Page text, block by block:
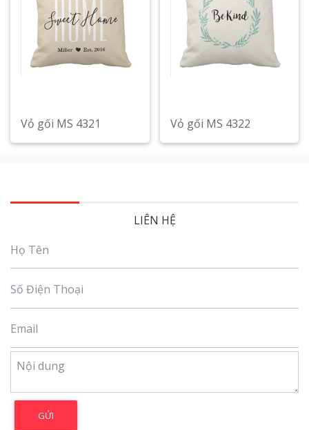
Vỏ gối MS 4321
Xem chi tiết
Vỏ gối MS 4322
Xem chi tiết
LIÊN HỆ